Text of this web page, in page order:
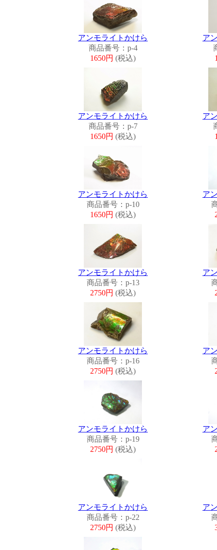
アンモライトかけら
商品番号：p-4
1650円 (税込)
ア
アンモライトかけら
商品番号：p-7
1650円 (税込)
ア
アンモライトかけら
商品番号：p-10
1650円 (税込)
ア
アンモライトかけら
商品番号：p-13
2750円 (税込)
ア
アンモライトかけら
商品番号：p-16
2750円 (税込)
ア
アンモライトかけら
商品番号：p-19
2750円 (税込)
ア
アンモライトかけら
商品番号：p-22
2750円 (税込)
ア